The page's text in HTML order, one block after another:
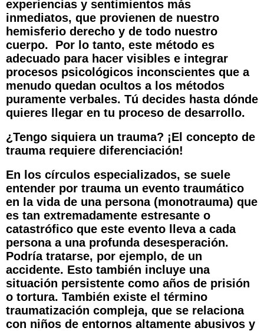
experiencias y sentimientos más
inmediatos, que provienen de nuestro
hemisferio derecho y de todo nuestro
cuerpo. Por lo tanto, este método es
adecuado para hacer visibles e integrar
procesos psicológicos inconscientes que a
menudo quedan ocultos a los métodos
puramente verbales. Tú decides hasta dónde
quieres llegar en tu proceso de desarrollo.
¿Tengo siquiera un trauma? ¡El concepto de
trauma requiere diferenciación!
En los círculos especializados, se suele
entender por trauma un evento traumático
en la vida de una persona (monotrauma) que
es tan extremadamente estresante o
catastrófico que este evento lleva a cada
persona a una profunda desesperación.
Podría tratarse, por ejemplo, de un
accidente. Esto también incluye una
situación persistente como años de prisión
o tortura. También existe el término
traumatización compleja, que se relaciona
con niños de entornos altamente abusivos y